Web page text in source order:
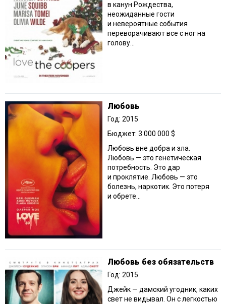
в канун Рождества,
неожиданные гости
и невероятные события
переворачивают все с ног на
голову…
Любовь
Год: 2015
Бюджет: 3 000 000 $
Любовь вне добра и зла.
Любовь — это генетическая
потребность. Это дар
и проклятие. Любовь — это
болезнь, наркотик. Это потеря
и обрете...
Любовь без обязательств
Год: 2015
Джейк — дамский угодник, каких
свет не видывал. Он с легкостью